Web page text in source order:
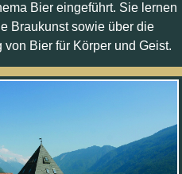
Bier eingeführt. Sie lernen
Braukunst sowie über die
Bier für Körper und Geist.